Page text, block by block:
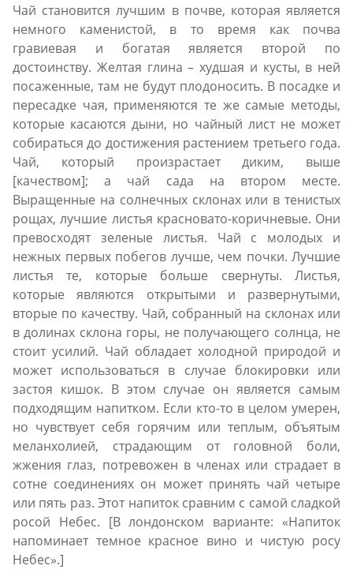
Чай становится лучшим в почве, которая является
немного каменистой, в то время как почва
гравиевая и богатая является второй по
достоинству. Желтая глина – худшая и кусты, в ней
посаженные, там не будут плодоносить. В посадке и
пересадке чая, применяются те же самые методы,
которые касаются дыни, но чайный лист не может
собираться до достижения растением третьего года.
Чай, который произрастает диким, выше
[качеством]; a чай сада на втором месте.
Выращенные на солнечных склонах или в тенистых
рощах, лучшие листья красновато-коричневые. Они
превосходят зеленые листья. Чай c молодых и
нежных первых побегов лучше, чем почки. Лучшие
листья те, которые больше свернуты. Листья,
которые являются открытыми и развернутыми,
вторые по качеству. Чай, собранный на cклонax или
в долинах склона горы, не получающего солнца, не
стоит усилий. Чай обладает холодной природой и
может использоваться в случае блокировки или
застоя кишок. В этом случае он является самым
подходящим напитком. Если кто-то в целом умерен,
но чувствует себя горячим или теплым, объятым
меланхолией, страдающим от головной боли,
жжения глаз, потревожен в членах или страдает в
сотне соединениях он может принять чай четыре
или пять раз. Этот напиток сравним с самой сладкой
росой Небес. [В лондонском варианте: «Напиток
напоминает темное красное вино и чистую росу
Небес».]